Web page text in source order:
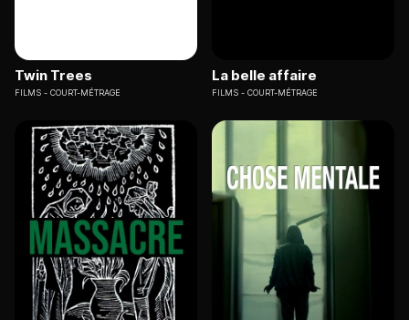
Twin Trees
FILMS COURT-MÉTRAGE
La belle affaire
FILMS COURT-MÉTRAGE